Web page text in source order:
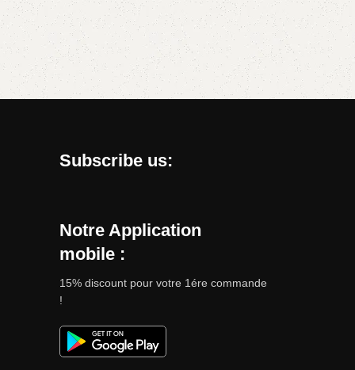
Subscribe us:
Notre Application
mobile :
15% discount pour votre 1ére commande
!